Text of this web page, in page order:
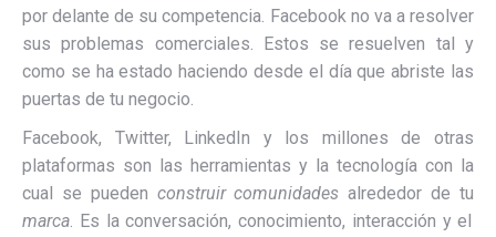
por delante de su competencia. Facebook no va a resolver
sus problemas comerciales. Estos se resuelven tal y
como se ha estado haciendo desde el día que abriste las
puertas de tu negocio.
Facebook, Twitter, LinkedIn y los millones de otras
plataformas son las herramientas y la tecnología con la
cual se pueden construir comunidades alrededor de tu
marca. Es la conversación, conocimiento, interacción y el